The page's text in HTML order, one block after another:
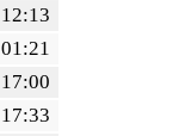
12:13
01:21
17:00
17:33